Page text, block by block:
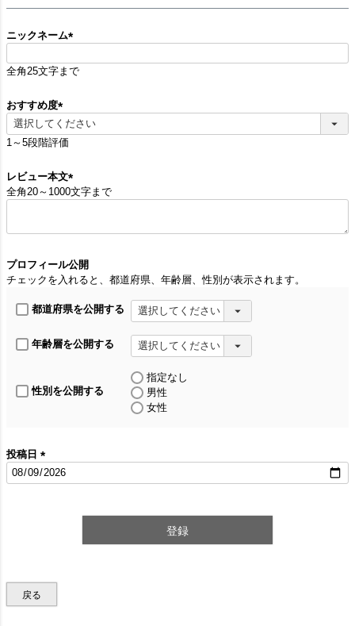
ニックネーム
必
全角25文字まで
おすすめ度
(
必
1～5段階評価
レビュー本文
(
全角20～1000文字まで
プロフィール公開
チェックを入れると、都道府県、年齢層、性別が表示されます。
都道府県を公開する
年齢層を公開する
性別を公開する
指定なし
男性
女性
投稿日
(
登録
戻る